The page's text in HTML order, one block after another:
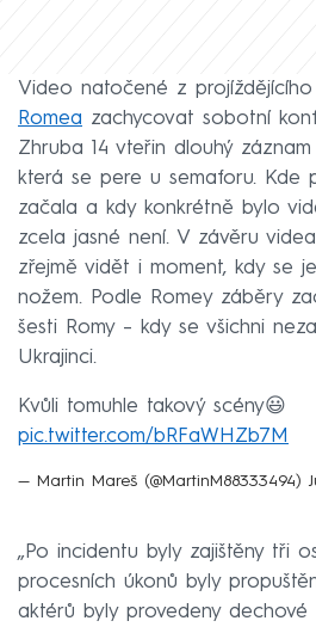
Video natočené z
Romea zachycovat sobotní
Zhruba 14 vteřin dlouhý
která se pere u semaforu. Kde
začala a kdy konkrétně bylo
zcela jasné není. V závěru
zřejmě vidět i moment, kdy se
nožem. Podle Romey záběry
šesti Romy – kdy se všichni
Ukrajinci.
Kvůli tomuhle takový scény😃
pic.twitter.com/bRFaWHZb7M
— Martin Mareš (@MartinM88333494)
„Po incidentu byly zajištěny tři
procesních úkonů byly
aktérů byly provedeny dechové